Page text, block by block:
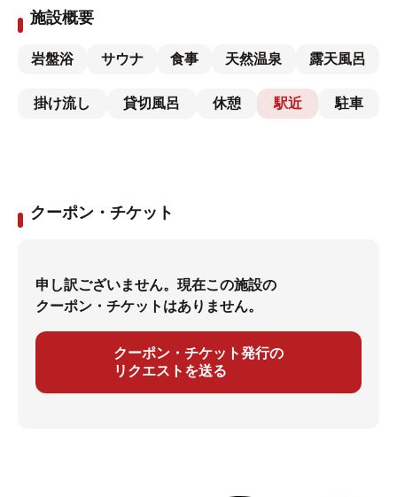
施設概要
岩盤浴 サウナ 食事 天然温泉 露天風呂
掛け流し 貸切風呂 休憩 駅近 駐車
クーポン・チケット
申し訳ございません。現在この施設の
クーポン・チケットはありません。
クーポン・チケット発行の
リクエストを送る